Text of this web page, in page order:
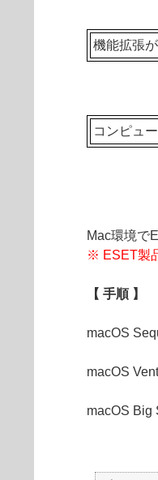
機能拡張
コンピュ
Mac環境で
※ ESET製
【 手順 】
macOS
macOS
macOS Big